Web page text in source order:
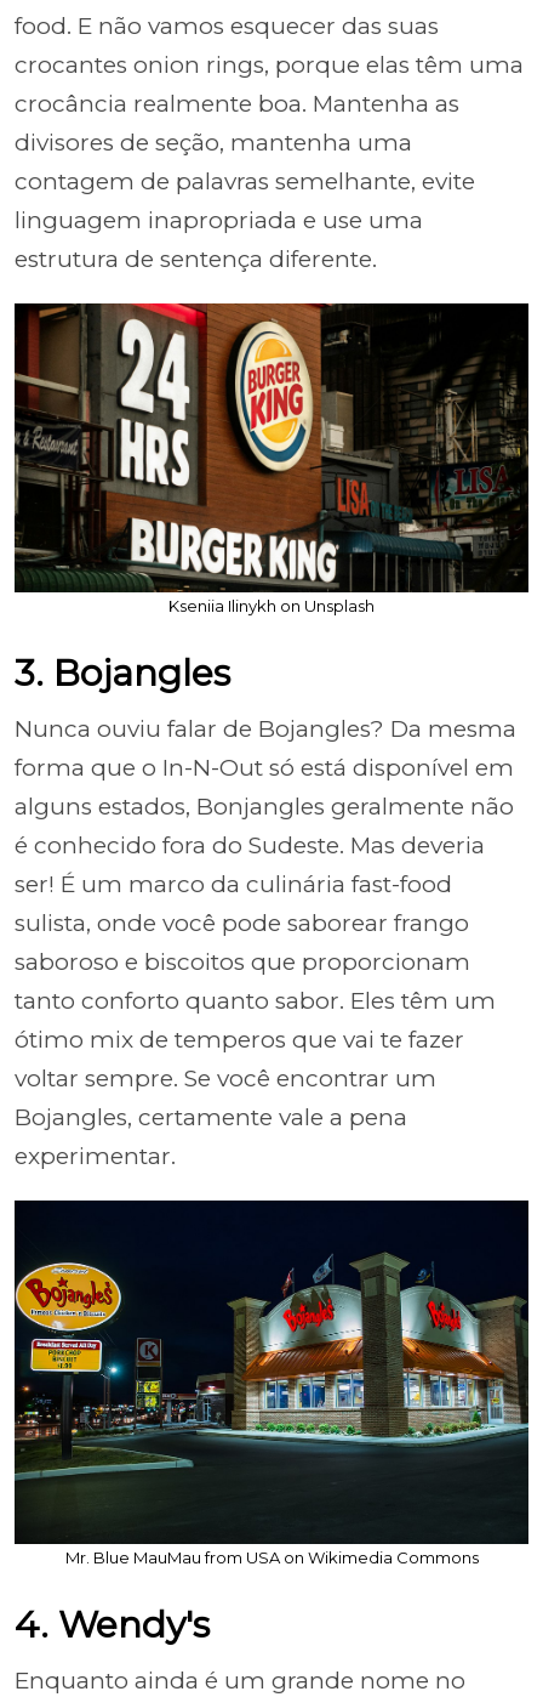
food. E não vamos esquecer das suas
crocantes onion rings, porque elas têm uma
crocância realmente boa. Mantenha as
divisores de seção, mantenha uma
contagem de palavras semelhante, evite
linguagem inapropriada e use uma
estrutura de sentença diferente.
Kseniia Ilinykh on Unsplash
3. Bojangles
Nunca ouviu falar de Bojangles? Da mesma
forma que o In-N-Out só está disponível em
alguns estados, Bonjangles geralmente não
é conhecido fora do Sudeste. Mas deveria
ser! É um marco da culinária fast-food
sulista, onde você pode saborear frango
saboroso e biscoitos que proporcionam
tanto conforto quanto sabor. Eles têm um
ótimo mix de temperos que vai te fazer
voltar sempre. Se você encontrar um
Bojangles, certamente vale a pena
experimentar.
Mr. Blue MauMau from USA on Wikimedia Commons
4. Wendy's
Enquanto ainda é um grande nome no